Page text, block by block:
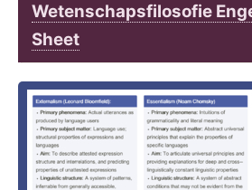
Wetenschapsfilosofie
Sheet